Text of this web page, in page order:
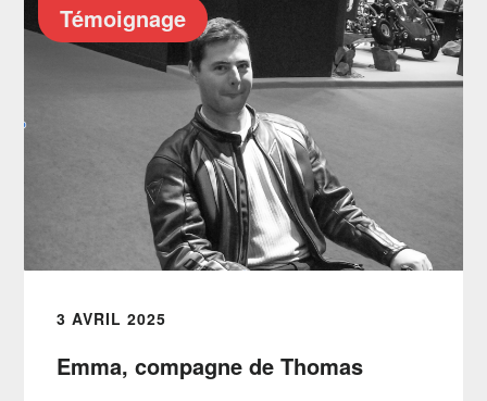
Témoignage
3 AVRIL 2025
Emma, compagne de Thomas